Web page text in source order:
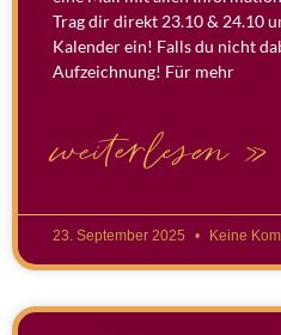
Trag dir direkt 23.10 & 24.10
Kalender ein! Falls du nicht
Aufzeichnung! Für mehr
weiterlesen »
23. September 2025 Keine